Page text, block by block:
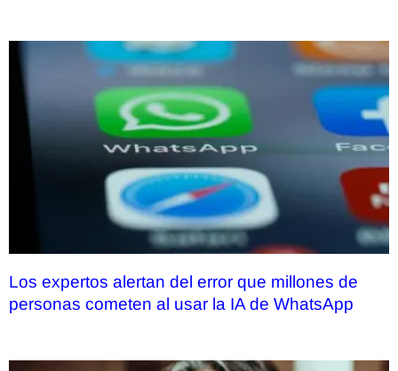
Los expertos alertan del error que millones de
personas cometen al usar la IA de WhatsApp